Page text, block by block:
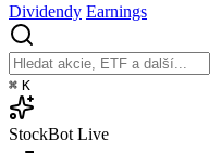
Dividendy Earnings
⌘ K
StockBot Live